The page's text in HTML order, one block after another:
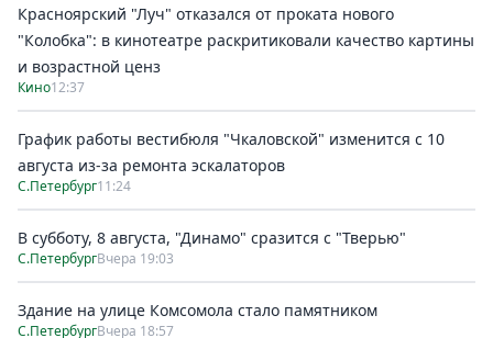
Красноярский "Луч" отказался от проката нового
"Колобка": в кинотеатре раскритиковали качество картины
и возрастной ценз
Кино12:37
График работы вестибюля "Чкаловской" изменится с 10
августа из-за ремонта эскалаторов
С.Петербург11:24
В субботу, 8 августа, "Динамо" сразится с "Тверью"
С.ПетербургВчера 19:03
Здание на улице Комсомола стало памятником
С.ПетербургВчера 18:57